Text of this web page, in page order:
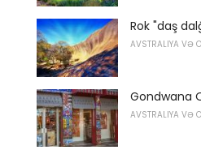
Rok "daş
AVSTRALIYA VƏ
Gondwana
AVSTRALIYA VƏ